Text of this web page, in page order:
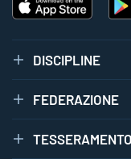
DISCIPLINE
FEDERAZIONE
TESSERAMENTO